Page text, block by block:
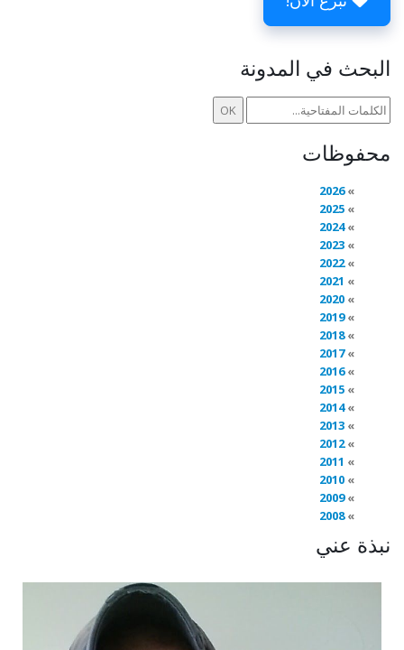
البحث في المدونة
محفوظات
2026
2025
2024
2023
2022
2021
2020
2019
2018
2017
2016
2015
2014
2013
2012
2011
2010
2009
2008
نبذة عني